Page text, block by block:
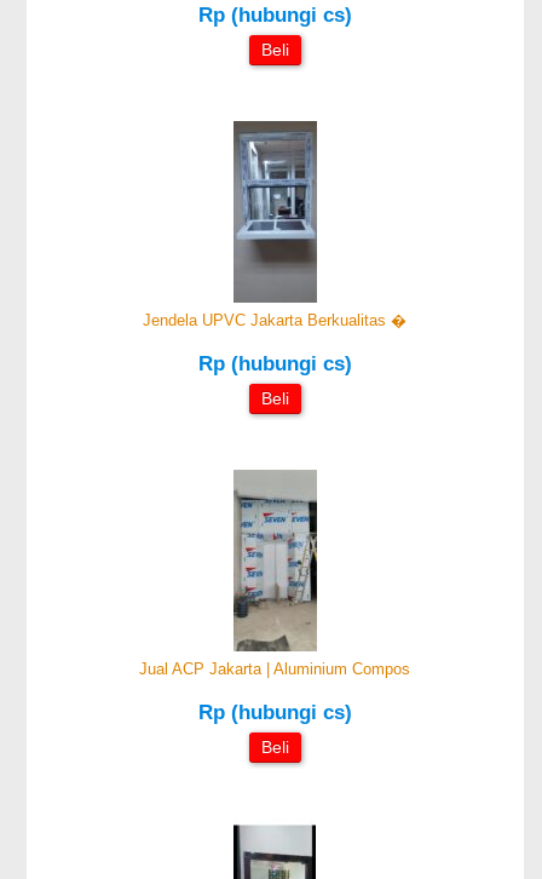
Rp (hubungi cs)
Beli
Jendela UPVC Jakarta Berkualitas �
Rp (hubungi cs)
Beli
Jual ACP Jakarta | Aluminium Compos
Rp (hubungi cs)
Beli